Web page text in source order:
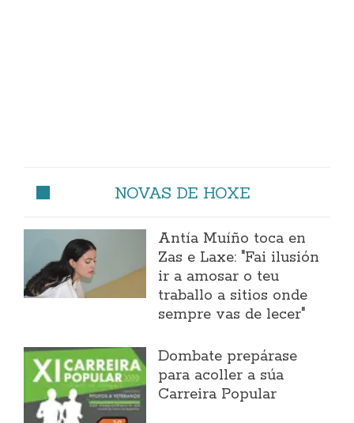
NOVAS DE HOXE
Antía Muíño toca en
Zas e Laxe: "Fai ilusión
ir a amosar o teu
traballo a sitios onde
sempre vas de lecer"
Dombate prepárase
para acoller a súa
Carreira Popular